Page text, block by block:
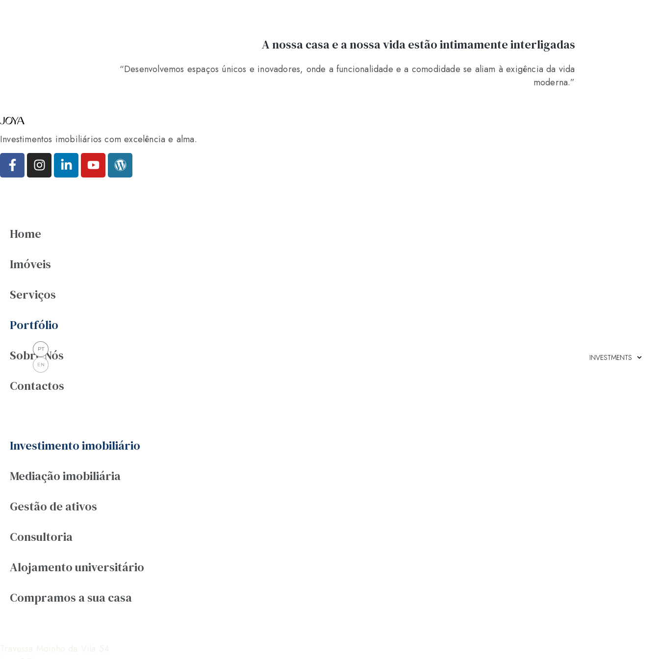
PT
EN
INVESTMENTS
A nossa casa e a nossa vida estão intimamente interligadas
“Desenvolvemos espaços únicos e inovadores, onde a funcionalidade e a comodidade se aliam à exigência da vida
moderna.”
Investimentos imobiliários com excelência e alma.
Home
Imóveis
Serviços
Portfólio
Sobre Nós
Contactos
Investimento imobiliário
Mediação imobiliária
Gestão de ativos
Consultoria
Alojamento universitário
Compramos a sua casa